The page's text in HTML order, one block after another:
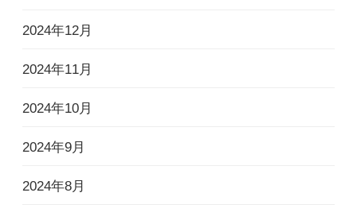
2024年12月
2024年11月
2024年10月
2024年9月
2024年8月